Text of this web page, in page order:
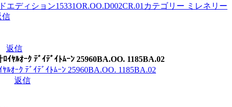
ディション15331OR.OO.D002CR.01カテゴリー ミレネリー
信
返信
ﾔﾙｵｰｸ ﾃﾞｲﾃﾞｲﾄﾑｰﾝ 25960BA.OO. 1185BA.02
ｵｰｸ ﾃﾞｲﾃﾞｲﾄﾑｰﾝ 25960BA.OO. 1185BA.02
返信